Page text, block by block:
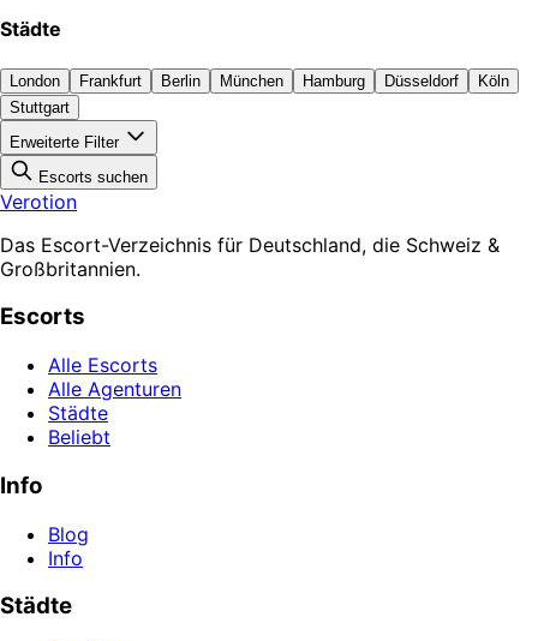
Städte
London Frankfurt Berlin München Hamburg Düsseldorf
Köln
Stuttgart
Erweiterte Filter
Escorts suchen
Verotion
Das Escort-Verzeichnis für Deutschland, die Schweiz &
Großbritannien.
Escorts
Alle Escorts
Alle Agenturen
Städte
Beliebt
Info
Blog
Info
Städte